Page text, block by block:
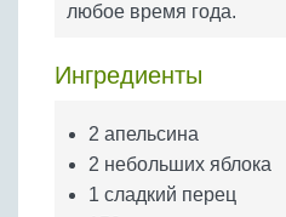
Бобовые
Крупы
любое время года.
Ингредиенты
2 апельсина
2 небольших яблока
1 сладкий перец